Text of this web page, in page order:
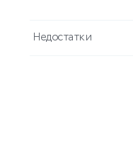
Недостатки